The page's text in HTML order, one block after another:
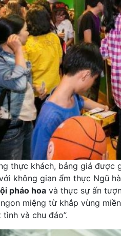
thực khách, bảng giá
không gian ẩm thực Ngũ
pháo hoa và thực sự ấn
miệng từ khắp vùng
và chu đáo”.